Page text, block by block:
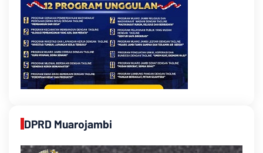
DPRD Muarojambi